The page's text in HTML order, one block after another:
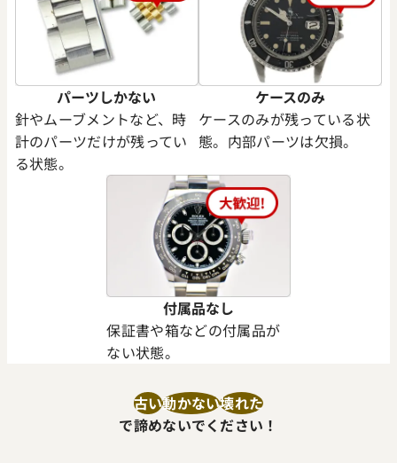
パーツしかない
針やムーブメントなど、時
計のパーツだけが残ってい
る状態。
ケースのみ
ケースのみが残っている状
態。内部パーツは欠損。
付属品なし
保証書や箱などの付属品が
ない状態。
古い動かない壊れた
で諦めないでください！